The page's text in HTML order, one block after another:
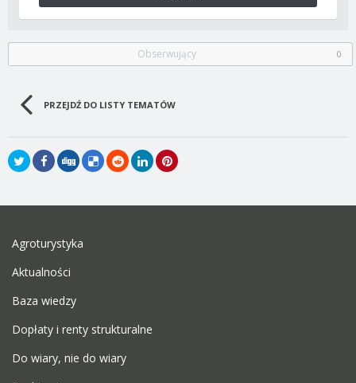
Obserwujący 0
PRZEJDŹ DO LISTY TEMATÓW
Agroturystyka
Aktualności
Baza wiedzy
Dopłaty i renty strukturalne
Do wiary, nie do wiary